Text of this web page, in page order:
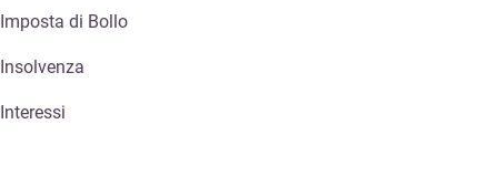
Imposta di Bollo
Insolvenza
Interessi